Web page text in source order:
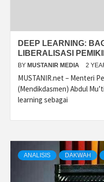
DEEP LEARNING:
LIBERALISASI
BY MUSTANIR MEDIA 2
MUSTANIR.net – Menteri
(Mendikdasmen) Abdul
learning sebagai
ANALISIS DAKWAH